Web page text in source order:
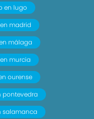
en lugo
madrid
málaga
murcia
ourense
pontevedra
salamanca